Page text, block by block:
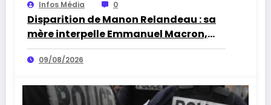
Infos Média 0
Disparition de Manon Relandeau : sa
mère interpelle Emmanuel Macron,
une cagnotte lancée pour sauver la
ferme
09/08/2026